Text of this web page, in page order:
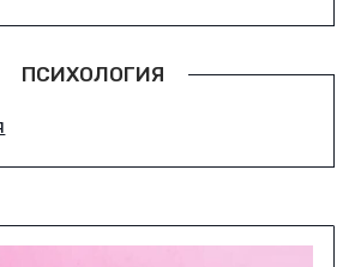
ПСИХОЛОГИЯ